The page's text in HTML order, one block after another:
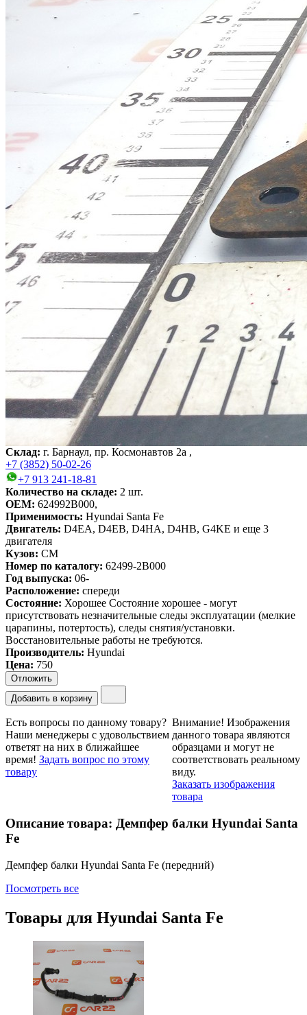
Склад: г. Барнаул, пр. Космонавтов 2а ,
+7 (3852) 50-02-26
+7 913 241-18-81
Количество на складе: 2 шт.
OEM: 624992B000,
Применимость: Hyundai Santa Fe
Двигатель: D4EA, D4EB, D4HA, D4HB, G4KE и еще 3
двигателя
Кузов: CM
Номер по каталогу: 62499-2B000
Год выпуска: 06-
Расположение: спереди
Состояние: Хорошее Состояние хорошее - могут
присутствовать незначительные следы эксплуатации (мелкие
царапины, потертость), следы снятия/установки.
Восстановительные работы не требуются.
Производитель: Hyundai
Цена: 750
Отложить
Добавить в корзину
Есть вопросы по данному товару?
Наши менеджеры с удовольствием
ответят на них в ближайшее
время! Задать вопрос по этому
товару
Внимание! Изображения
данного товара являются
образцами и могут не
соответствовать реальному
виду.
Заказать изображения
товара
Описание товара: Демпфер балки Hyundai Santa
Fe
Демпфер балки Hyundai Santa Fe (передний)
Посмотреть все
Товары для Hyundai Santa Fe